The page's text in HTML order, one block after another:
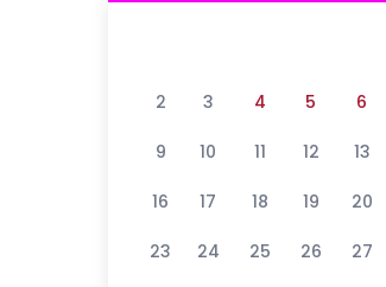
2 3 4 5 6
9 10 11 12 13
16 17 18 19 20
23 24 25 26 27